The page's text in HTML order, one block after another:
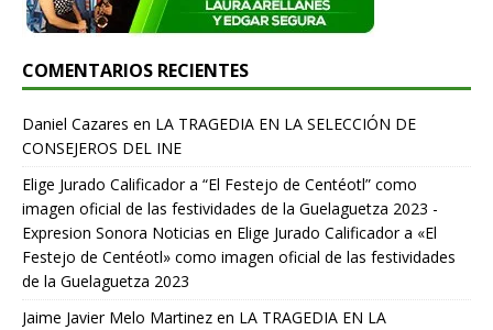
COMENTARIOS RECIENTES
Daniel Cazares en LA TRAGEDIA EN LA SELECCIÓN DE
CONSEJEROS DEL INE
Elige Jurado Calificador a “El Festejo de Centéotl” como
imagen oficial de las festividades de la Guelaguetza 2023 -
Expresion Sonora Noticias en Elige Jurado Calificador a «El
Festejo de Centéotl» como imagen oficial de las festividades
de la Guelaguetza 2023
Jaime Javier Melo Martinez en LA TRAGEDIA EN LA